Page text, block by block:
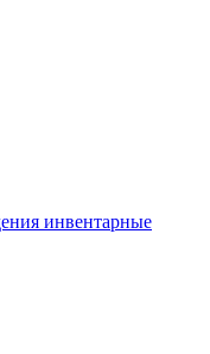
инвентарные